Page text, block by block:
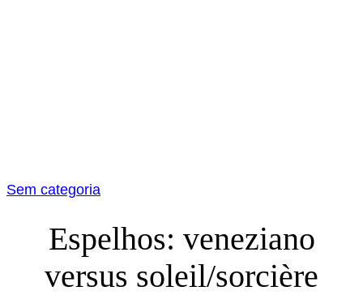
Sem categoria
Espelhos: veneziano
versus soleil/sorcière